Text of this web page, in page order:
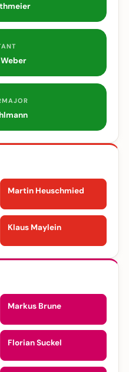
Martin Heuschmied
Klaus Maylein
Markus Brune
Florian Suckel